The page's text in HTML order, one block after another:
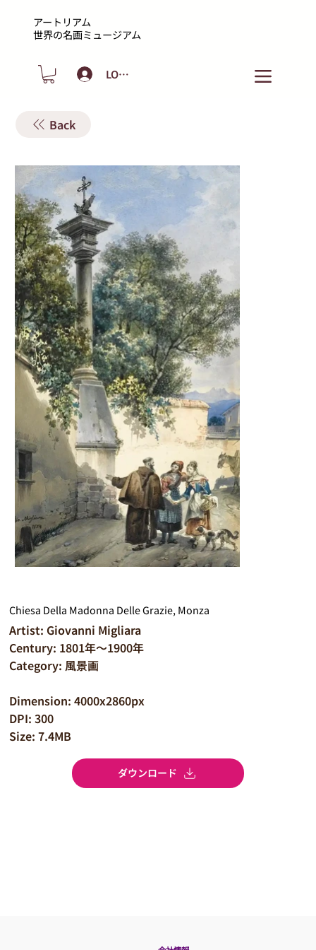
アートリアム
​世界の名画ミュージアム
LOGIN
Back
Chiesa Della Madonna Delle Grazie, Monza
Artist: Giovanni Migliara
Century: 1801年～1900年
Category: 風景画
Dimension: 4000x2860px
DPI: 300
Size: 7.4MB
ダウンロード